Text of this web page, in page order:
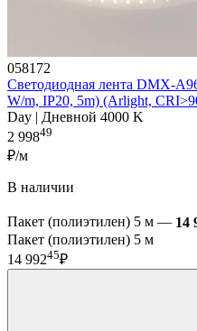
058172
Светодиодная лента DMX-
W/m, IP20, 5m) (Arlight,
Day | Дневной 4000 K
2 99849
₽/м
В наличии
Пакет (полиэтилен) 5 м — 14
Пакет (полиэтилен) 5 м
14 99245₽